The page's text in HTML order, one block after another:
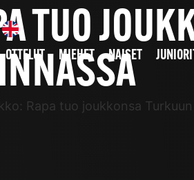
OTTELUT MIEHET NAISET
TUO
Rapa tuo joukkonsa